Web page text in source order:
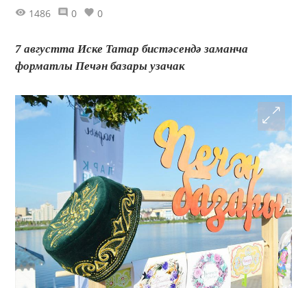
1486 0 0
7 августта Иске Татар бистәсендә заманча
форматлы Печән базары узачак